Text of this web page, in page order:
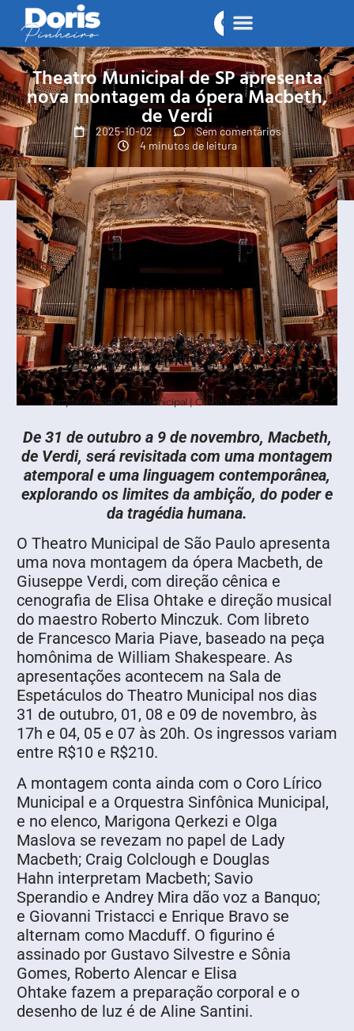
Theatro Municipal de SP apresenta
nova montagem da ópera Macbeth,
de Verdi
2025-10-02
Sem comentários
4 minutos de leitura
Orquestra Sinfônica Municipal | Crédito: Rafael Salvador
De 31 de outubro a 9 de novembro, Macbeth,
de Verdi, será revisitada com uma montagem
atemporal e uma linguagem contemporânea,
explorando os limites da ambição, do poder e
da tragédia humana.
O Theatro Municipal de São Paulo apresenta
uma nova montagem da ópera Macbeth, de
Giuseppe Verdi, com direção cênica e
cenografia de Elisa Ohtake e direção musical
do maestro Roberto Minczuk. Com libreto
de Francesco Maria Piave, baseado na peça
homônima de William Shakespeare. As
apresentações acontecem na Sala de
Espetáculos do Theatro Municipal nos dias
31 de outubro, 01, 08 e 09 de novembro, às
17h e 04, 05 e 07 às 20h. Os ingressos variam
entre R$10 e R$210.
A montagem conta ainda com o Coro Lírico
Municipal e a Orquestra Sinfônica Municipal,
e no elenco, Marigona Qerkezi e Olga
Maslova se revezam no papel de Lady
Macbeth; Craig Colclough e Douglas
Hahn interpretam Macbeth; Savio
Sperandio e Andrey Mira dão voz a Banquo;
e Giovanni Tristacci e Enrique Bravo se
alternam como Macduff. O figurino é
assinado por Gustavo Silvestre e Sônia
Gomes, Roberto Alencar e Elisa
Ohtake fazem a preparação corporal e o
desenho de luz é de Aline Santini.